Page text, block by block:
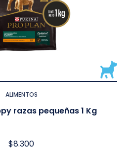
ALIMENTOS
razas pequeñas 1 Kg
$8.300